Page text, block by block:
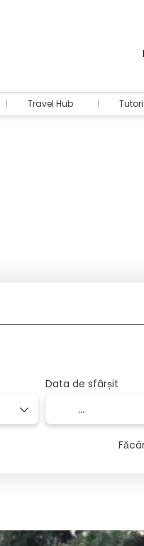
Travel Hub
Data de sfârșit